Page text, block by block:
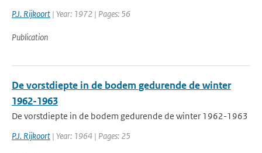
P.J. Rijkoort | Year: 1972 | Pages: 56
Publication
De vorstdiepte in de bodem gedurende de winter
1962-1963
De vorstdiepte in de bodem gedurende de winter 1962-1963
P.J. Rijkoort | Year: 1964 | Pages: 25